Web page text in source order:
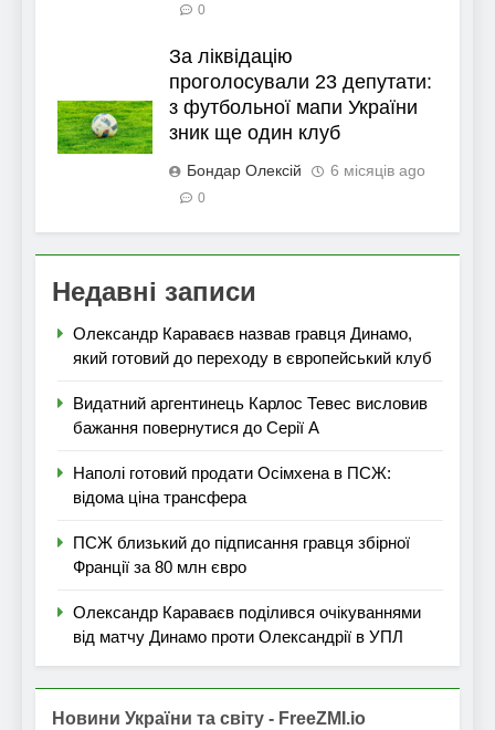
0
За ліквідацію
проголосували 23 депутати:
з футбольної мапи України
зник ще один клуб
Бондар Олексій 6 місяців ago
0
Недавні записи
Олександр Караваєв назвав гравця Динамо,
який готовий до переходу в європейський клуб
Видатний аргентинець Карлос Тевес висловив
бажання повернутися до Серії А
Наполі готовий продати Осімхена в ПСЖ:
відома ціна трансфера
ПСЖ близький до підписання гравця збірної
Франції за 80 млн євро
Олександр Караваєв поділився очікуваннями
від матчу Динамо проти Олександрії в УПЛ
Новини України та світу - FreeZMI.io